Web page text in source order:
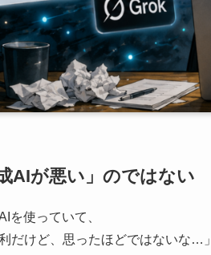
成AIが悪い」のではない
を使っていて、
利だけど、思ったほどではないな…」